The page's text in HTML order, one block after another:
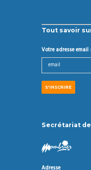
Tout savoir
Votre adresse email :
Secrétariat